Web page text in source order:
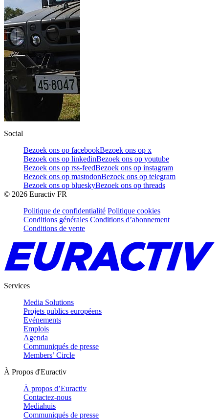
Social
Bezoek ons op facebookBezoek ons op x
Bezoek ons op linkedinBezoek ons op youtube
Bezoek ons op rss-feedBezoek ons op instagram
Bezoek ons op mastodonBezoek ons op telegram
Bezoek ons op blueskyBezoek ons op threads
© 2026 Euractiv FR
Politique de confidentialité Politique cookies
Conditions générales Conditions d’abonnement
Conditions de vente
Services
Media Solutions
Projets publics européens
Evénements
Emplois
Agenda
Communiqués de presse
Members’ Circle
À Propos d'Euractiv
À propos d’Euractiv
Contactez-nous
Mediahuis
Communiqués de presse